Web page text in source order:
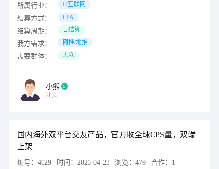
所属行业： IT互联网
结算方式： CPA
结算周期： 日结算
我方需求： 网推/地推
需要群体： 大众
小熊
汕头
国内海外双平台交友产品，官方收全球CPS量，双端
上架
编号： 4029 时间： 2026-04-23 浏览： 479 合作： 1